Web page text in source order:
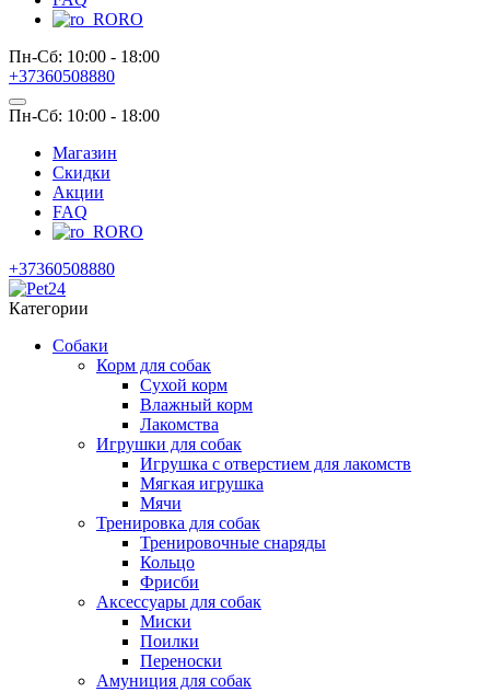
RO
Пн-Сб: 10:00 - 18:00
+37360508880
Пн-Сб: 10:00 - 18:00
Магазин
Скидки
Акции
FAQ
RO
+37360508880
Категории
Собаки
Корм для собак
Сухой корм
Влажный корм
Лакомства
Игрушки для собак
Игрушка с отверстием для лакомств
Мягкая игрушка
Мячи
Тренировка для собак
Тренировочные снаряды
Кольцо
Фрисби
Аксессуары для собак
Миски
Поилки
Переноски
Амуниция для собак